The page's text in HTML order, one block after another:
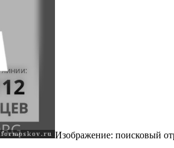
Изображение: поисковый